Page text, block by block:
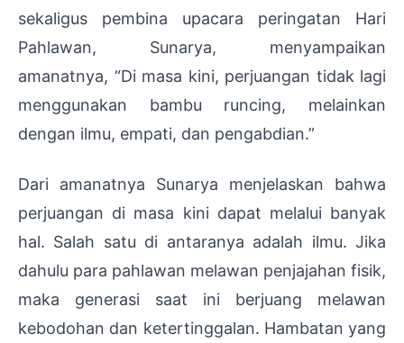
sekaligus pembina upacara peringatan Hari
Pahlawan, Sunarya, menyampaikan
amanatnya, “Di masa kini, perjuangan tidak lagi
menggunakan bambu runcing, melainkan
dengan ilmu, empati, dan pengabdian.”
Dari amanatnya Sunarya menjelaskan bahwa
perjuangan di masa kini dapat melalui banyak
hal. Salah satu di antaranya adalah ilmu. Jika
dahulu para pahlawan melawan penjajahan fisik,
maka generasi saat ini berjuang melawan
kebodohan dan ketertinggalan. Hambatan yang